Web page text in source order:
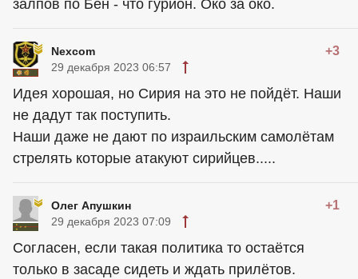
залпов по Бен - что гурион. Око за око.
Nexcom +3
29 декабря 2023 06:57
Идея хорошая, но Сирия на это не пойдёт. Наши
не дадут так поступить.
Наши даже не дают по израильским самолётам
стрелять которые атакуют сирийцев.....
Олег Апушкин +1
29 декабря 2023 07:09
Согласен, если такая политика то остаётся
только в засаде сидеть и ждать прилётов.